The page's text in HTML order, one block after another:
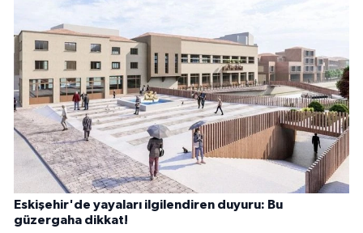
Eskişehir'de yayaları ilgilendiren duyuru: Bu
güzergaha dikkat!